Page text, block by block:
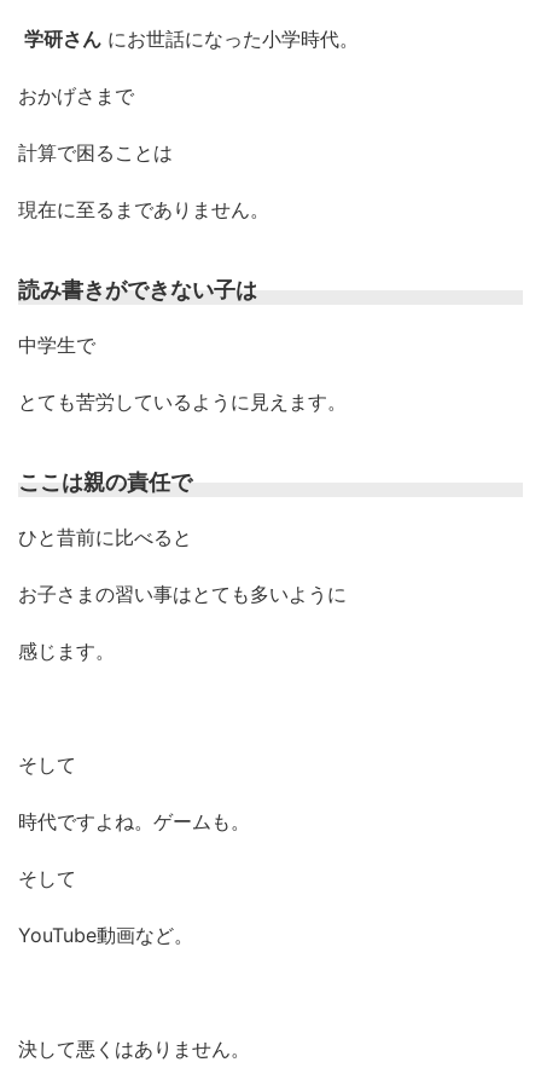
学研さん にお世話になった小学時代。
おかげさまで
計算で困ることは
現在に至るまでありません。
読み書きができない子は
中学生で
とても苦労しているように見えます。
ここは親の責任で
ひと昔前に比べると
お子さまの習い事はとても多いように
感じます。
そして
時代ですよね。ゲームも。
そして
YouTube動画など。
決して悪くはありません。